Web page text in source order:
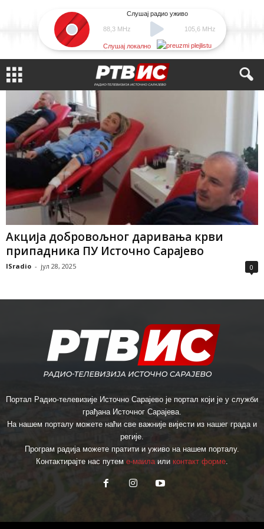
88,3 MHz
Слушај радио уживо
105,6 MHz
Слушај локално
Акција добровољног даривања крви
припадника ПУ Источно Сарајево
ISradio - јул 28, 2025 0
Портал Радио-телевизије Источно Сарајево је портал који је у служби
грађана Источног Сарајева.
На нашем порталу можете наћи све важније вијести из нашег града и
регије.
Програм радија можете пратити и уживо на нашем порталу.
Контактирајте нас путем е-маилаили контакт форме.